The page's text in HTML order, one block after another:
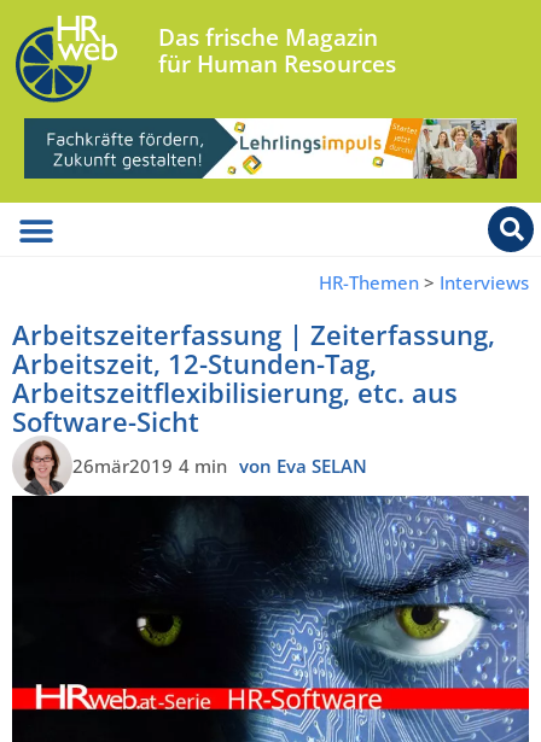
Das frische Magazin
für Human Resources
HR-Themen > Interviews
Arbeitszeiterfassung | Zeiterfassung,
Arbeitszeit, 12-Stunden-Tag,
Arbeitszeitflexibilisierung, etc. aus
Software-Sicht
26mär2019 4 min von Eva SELAN